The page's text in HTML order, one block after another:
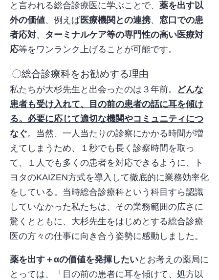
と言われる総合診療医に学ぶことで、 薬を出す以
外の価値、例えば医療機関との連携、 窓口での患
者応対、 ターミナルケア等の専門性の高い医療対
応等をワンランク上げることが可能です。
〇総合診療科をお勧めする理由
私たちが大杉先生と出会ったのは３年前。
どんな
患者も受け入れて、目の前の患者の話に耳を傾け
る。必要に応じて適切な機関やコミュニティにつ
なぐ。当然、一人当たりの診察にかかる時間が増
えてしまうため、１秒でも長く診察時間を取っ
て、１人でも多くの患者を対応できるように、ト
ヨタのKAIZEN方式を導入して徹底的に業務効率化
をしている。当時総合診療科という科目すら認識
していなかった私たちは、その業務範囲の広さに
驚くとともに、大杉先生をはじめとする総合診療
医の方々の仕事に向き合う姿勢に感動しました。
薬を出す＋αの価値を発揮したいとお考えの薬局に
とっては、「目の前の患者に耳を傾けて、処方以